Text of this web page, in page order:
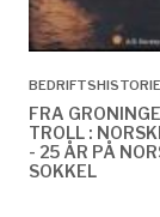
BEDRIFTSHISTORIE
FRA
TROLL :
- 25 ÅR PÅ
SOKKEL